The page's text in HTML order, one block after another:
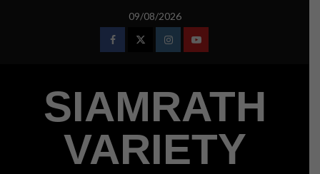
09/08/2026
FacebookTwitterInstagramYoutube
SIAMRATH
VARIETY